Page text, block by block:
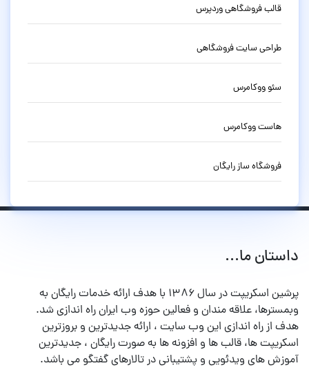
قالب فروشگاهی وردپرس
طراحی سایت فروشگاهی
سئو ووکامرس
هاست ووکامرس
فروشگاه ساز رایگان
داستان ما...
پرشین اسکریپت در سال ۱۳۸۶ با هدف ارائه خدمات رایگان به
وبمسترها، علاقه مندان و فعالین حوزه وب ایران راه اندازی شد.
هدف از راه اندازی این وب سایت ، ارائه جدیدترین و بروزترین
اسکریپت ها، قالب ها و افزونه ها به صورت رایگان ، جدیدترین
آموزش های ویدئویی و پشتیبانی در تالارهای گفتگو می باشد.